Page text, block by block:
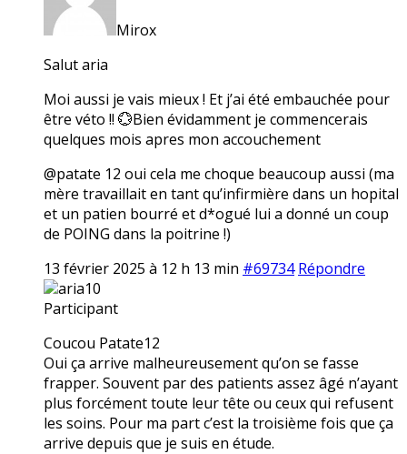
Mirox
Salut aria
Moi aussi je vais mieux ! Et j’ai été embauchée pour
être véto !! 💮Bien évidamment je commencerais
quelques mois apres mon accouchement
@patate 12 oui cela me choque beaucoup aussi (ma
mère travaillait en tant qu’infirmière dans un hopital
et un patien bourré et d*ogué lui a donné un coup
de POING dans la poitrine !)
13 février 2025 à 12 h 13 min #69734 Répondre
aria10
Participant
Coucou Patate12
Oui ça arrive malheureusement qu’on se fasse
frapper. Souvent par des patients assez âgé n’ayant
plus forcément toute leur tête ou ceux qui refusent
les soins. Pour ma part c’est la troisième fois que ça
arrive depuis que je suis en étude.